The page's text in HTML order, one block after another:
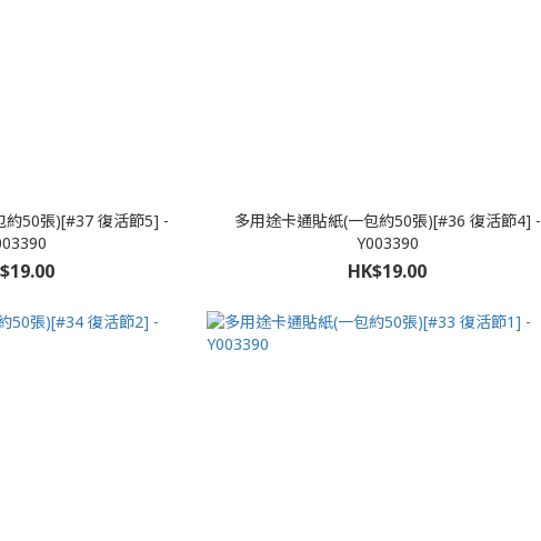
約50張)[#37 復活節5] -
多用途卡通貼紙(一包約50張)[#36 復活節4] -
Y003390
HK$19.00